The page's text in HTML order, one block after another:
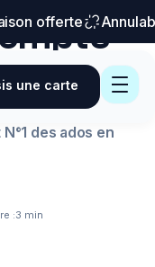
offerte
une carte
ado :
des ados en
:3 min